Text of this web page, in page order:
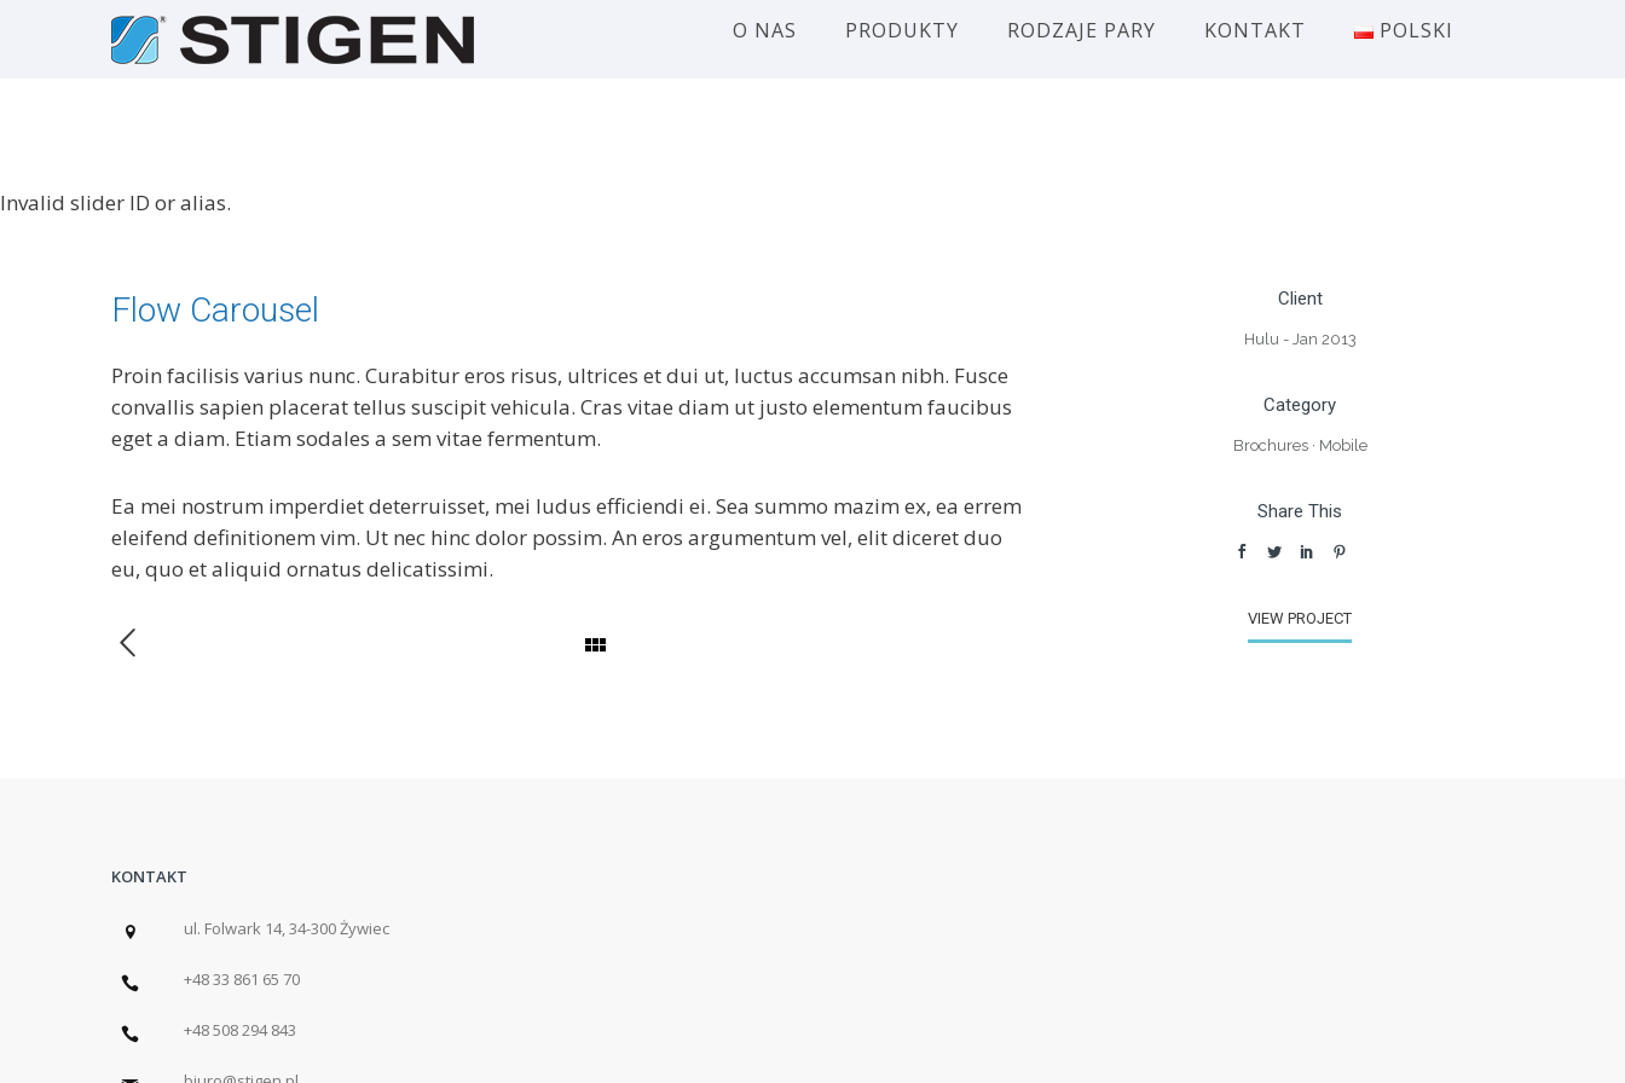
O NAS PRODUKTY RODZAJE PARY KONTAKT POLSKI
Invalid slider ID or alias.
Flow Carousel
Proin facilisis varius nunc. Curabitur eros risus, ultrices et dui ut, luctus accumsan nibh. Fusce
convallis sapien placerat tellus suscipit vehicula. Cras vitae diam ut justo elementum faucibus
eget a diam. Etiam sodales a sem vitae fermentum.
Ea mei nostrum imperdiet deterruisset, mei ludus efficiendi ei. Sea summo mazim ex, ea errem
eleifend definitionem vim. Ut nec hinc dolor possim. An eros argumentum vel, elit diceret duo
eu, quo et aliquid ornatus delicatissimi.
Client
Hulu - Jan 2013
Category
Brochures· Mobile
Share This
VIEW PROJECT
KONTAKT
ul. Folwark 14, 34-300 Żywiec
+48 33 861 65 70
+48 508 294 843